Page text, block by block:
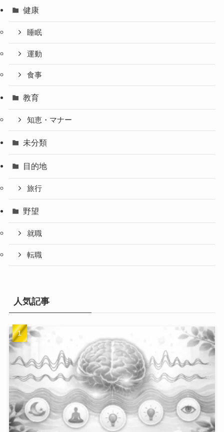
健康
睡眠
運動
食事
教育
知恵・マナー
未分類
目的地
旅行
野望
就職
転職
人気記事